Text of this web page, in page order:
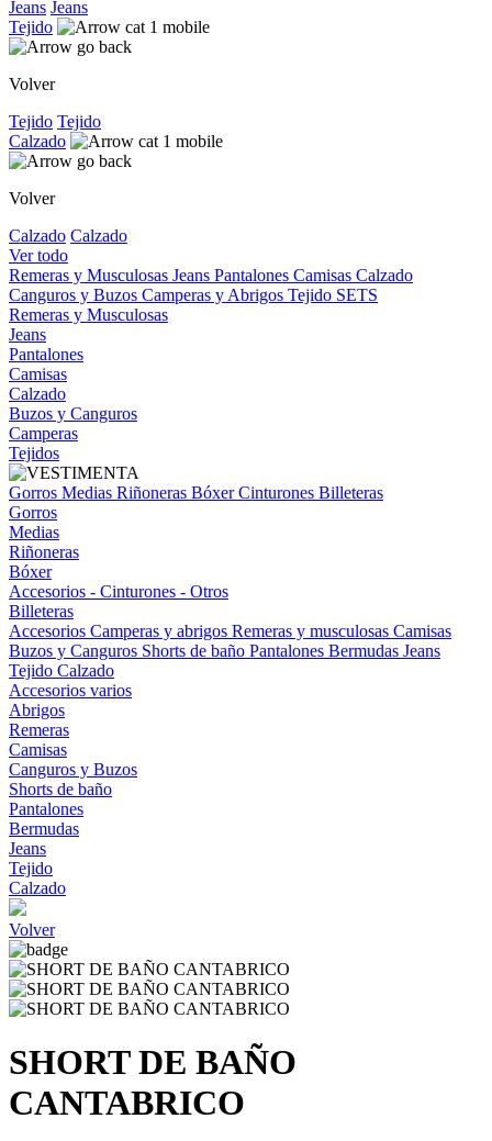
Jeans Jeans
Tejido
Volver
Tejido Tejido
Calzado
Volver
Calzado Calzado
Ver todo
Remeras y Musculosas Jeans Pantalones Camisas Calzado
Canguros y Buzos Camperas y Abrigos Tejido SETS
Remeras y Musculosas
Jeans
Pantalones
Camisas
Calzado
Buzos y Canguros
Camperas
Tejidos
Gorros Medias Riñoneras BóxerCinturones Billeteras
Gorros
Medias
Riñoneras
Bóxer
Accesorios - Cinturones - Otros
Billeteras
Accesorios Camperas y abrigos Remeras y musculosas Camisas
Buzos y Canguros Shorts de baño Pantalones Bermudas Jeans
Tejido Calzado
Accesorios varios
Abrigos
Remeras
Camisas
Canguros y Buzos
Shorts de baño
Pantalones
Bermudas
Jeans
Tejido
Calzado
Volver
SHORT DE BAÑO
CANTABRICO